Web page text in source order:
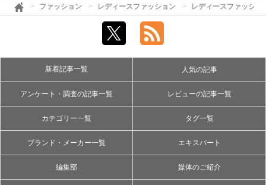
ファッション レディースファッション レディースファッショ
新着記事一覧 人気の記事
アンケート・調査の記事一覧 レビューの記事一覧
カテゴリー一覧 タグ一覧
ブランド・メーカー一覧 エキスパート
編集部 媒体のご紹介